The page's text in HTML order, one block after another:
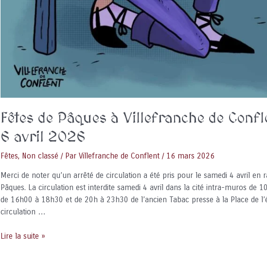
Fêtes de Pâques à Villefranche de
6 avril 2026
Fêtes, Non classé / Par Villefranche de Conflent / 16 mars 2026
Merci de noter qu’un arrêté de circulation a été pris pour le samedi 4 avril en
Pâques. La circulation est interdite samedi 4 avril dans la cité intra-muros de
de 16h00 à 18h30 et de 20h à 23h30 de l’ancien Tabac presse à la Place de
circulation …
Fêtes
Lire la suite »